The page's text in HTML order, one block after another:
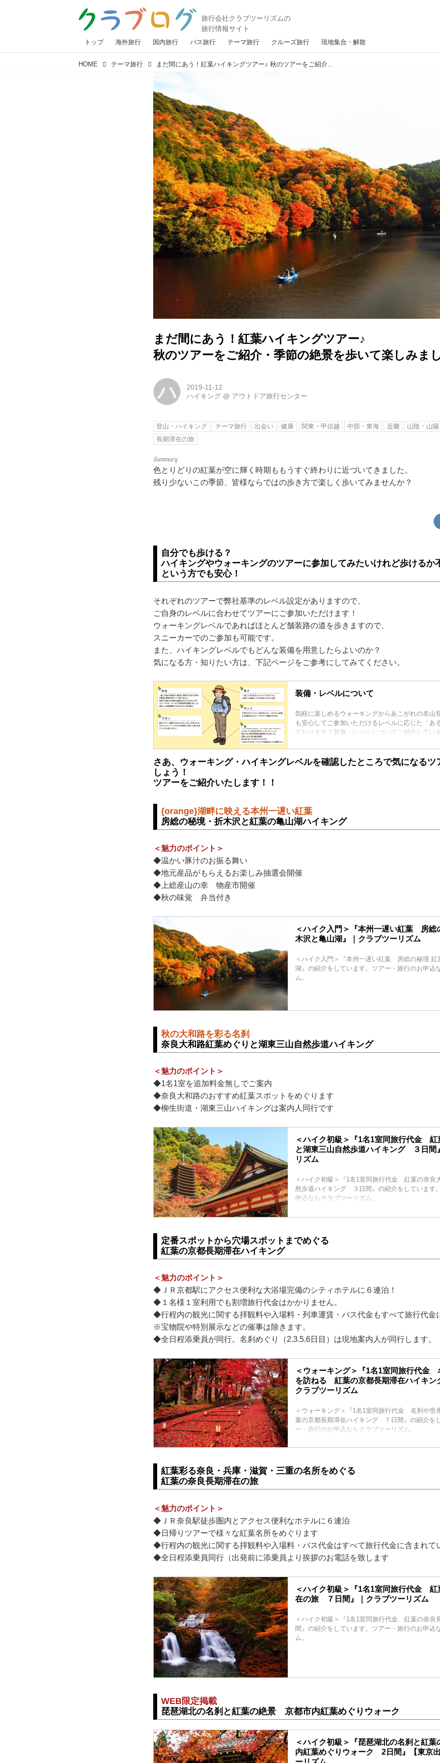
トップ 海外旅行 国内旅行 バス旅行 テーマ旅行 クルーズ旅行 現地集合・解散
HOME テーマ旅行 まだ間にあう！紅葉ハイキングツアー♪ 秋のツアーをご紹介・季節の絶景を歩いて楽しみましょう♪
まだ間にあう！紅葉ハイキングツアー♪
秋のツアーをご紹介・季節の絶景を歩いて楽しみま
ハ
2019-11-12
ハイキング @ アウトドア旅行センター
登山・ハイキング テーマ旅行 出会い 健康 関東・甲信越 中部・東海 近畿
山陰・山陽
長期滞在の旅
色とりどりの紅葉が空に輝く時期ももうすぐ終わりに近づいてきました。
残り少ないこの季節、皆様ならではの歩き方で楽しく歩いてみませんか？
自分でも歩ける？
ハイキングやウォーキングのツアーに参加してみたいけれど歩ける
という方でも安心！
それぞれのツアーで弊社基準のレベル設定がありますので、
ご自身のレベルに合わせてツアーにご参加いただけます！
ウォーキングレベルであればほとんど舗装路の道を歩きますので、
スニーカーでのご参加も可能です。
また、ハイキングレベルでもどんな装備を用意したらよいのか？
気になる方・知りたい方は、下記ページをご参考にしてみてください。
装備・レベルについて
気軽に楽しめるウォーキングからあこがれの名山
も安心してご参加いただけるレベルに応じた「あ
ております！装備・レベルについてご紹介してい
さあ、ウォーキング・ハイキングレベルを確認したところで気になるツ
しょう！
ツアーをご紹介いたします！！
{orange}湖畔に映える本州一遅い紅葉
房総の秘境・折木沢と紅葉の亀山湖ハイキング
＜魅力のポイント＞
◆温かい豚汁のお振る舞い
◆地元産品がもらえるお楽しみ抽選会開催
◆上総産山の幸 物産市開催
◆秋の味覚 弁当付き
＜ハイク入門＞『本州一遅い紅葉 房総
木沢と亀山湖』｜クラブツーリズム
＜ハイク入門＞『本州一遅い紅葉 房総の秘境 紅
湖』の紹介をしています。ツアー・旅行のお申込
ム。
秋の大和路を彩る名刹
奈良大和路紅葉めぐりと湖東三山自然歩道ハイキング
＜魅力のポイント＞
◆1名1室を追加料金無しでご案内
◆奈良大和路のおすすめ紅葉スポットをめぐります
◆柳生街道・湖東三山ハイキングは案内人同行です
＜ハイク初級＞『1名1室同旅行代金 紅
と湖東三山自然歩道ハイキング ３日間
リズム
＜ハイク初級＞『1名1室同旅行代金 紅葉の奈良
然歩道ハイキング ３日間』の紹介をしています
申込ならクラブツーリズム。
定番スポットから穴場スポットまでめぐる
紅葉の京都長期滞在ハイキング
＜魅力のポイント＞
◆ＪＲ京都駅にアクセス便利な大浴場完備のシティホテルに６連泊！
◆１名様１室利用でも割増旅行代金はかかりません。
◆行程内の観光に関する拝観料や入場料・列車運賃・バス代金もすべて旅行代金
※宝物院や特別展示などの催事は除きます。
◆全日程添乗員が同行。名刹めぐり（2.3.5.6日目）は現地案内人が同行します。
＜ウォーキング＞『1名1室同旅行代金
を訪ねる 紅葉の京都長期滞在ハイキ
クラブツーリズム
＜ウォーキング＞『1名1室同旅行代金 名刹や
葉の京都長期滞在ハイキング ７日間』の紹介を
ー・旅行のお申込ならクラブツーリズム。
紅葉彩る奈良・兵庫・滋賀・三重の名所をめぐる
紅葉の奈良長期滞在の旅
＜魅力のポイント＞
◆ＪＲ奈良駅徒歩圏内とアクセス便利なホテルに６連泊
◆日帰りツアーで様々な紅葉名所をめぐります
◆行程内の観光に関する拝観料や入場料・バス代金はすべて旅行代金に含まれて
◆全日程添乗員同行（出発前に添乗員より挨拶のお電話を致します
＜ハイク初級＞『1名1室同旅行代金 紅
在の旅 ７日間』｜クラブツーリズム
＜ハイク初級＞『1名1室同旅行代金 紅葉の奈
間』の紹介をしています。ツアー・旅行のお申込
ム。
WEB限定掲載
琵琶湖北の名刹と紅葉の絶景 京都市内紅葉めぐりウォーク
＜ハイク初級＞『琵琶湖北の名刹と紅
内紅葉めぐりウォーク 2日間』【東京